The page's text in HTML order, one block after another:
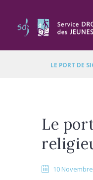
LE PORT DE
Le
10